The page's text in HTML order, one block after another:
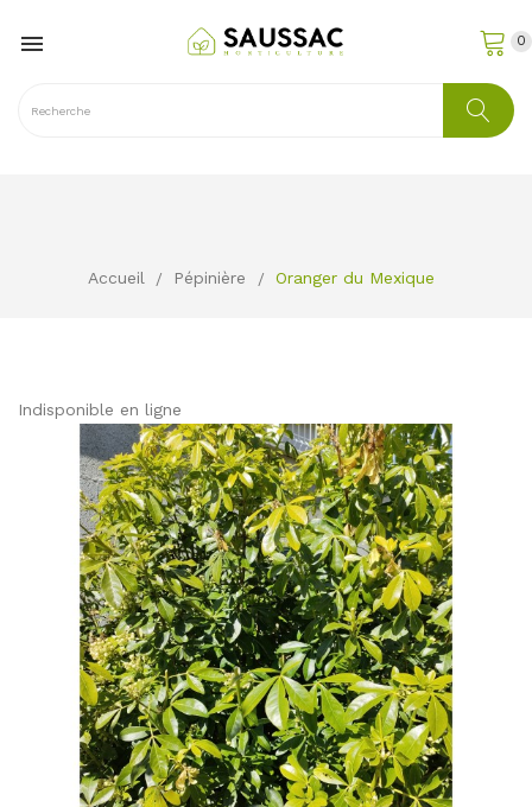
 0
Accueil Pépinière Oranger du Mexique
Indisponible en ligne